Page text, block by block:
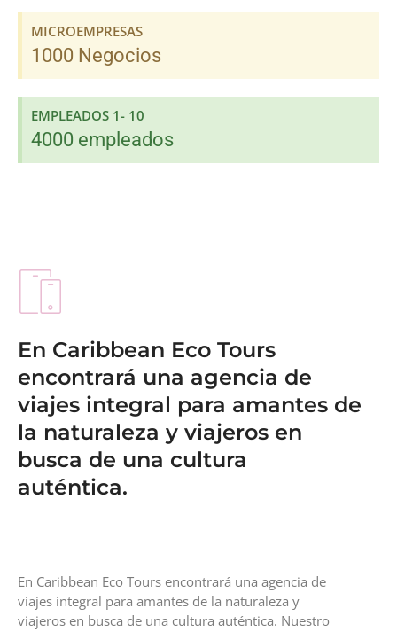
MICROEMPRESAS
1000 Negocios
EMPLEADOS 1- 10
4000 empleados
En Caribbean Eco Tours
encontrará una agencia de
viajes integral para amantes de
la naturaleza y viajeros en
busca de una cultura
auténtica.
En Caribbean Eco Tours encontrará una agencia de
viajes integral para amantes de la naturaleza y
viajeros en busca de una cultura auténtica. Nuestro